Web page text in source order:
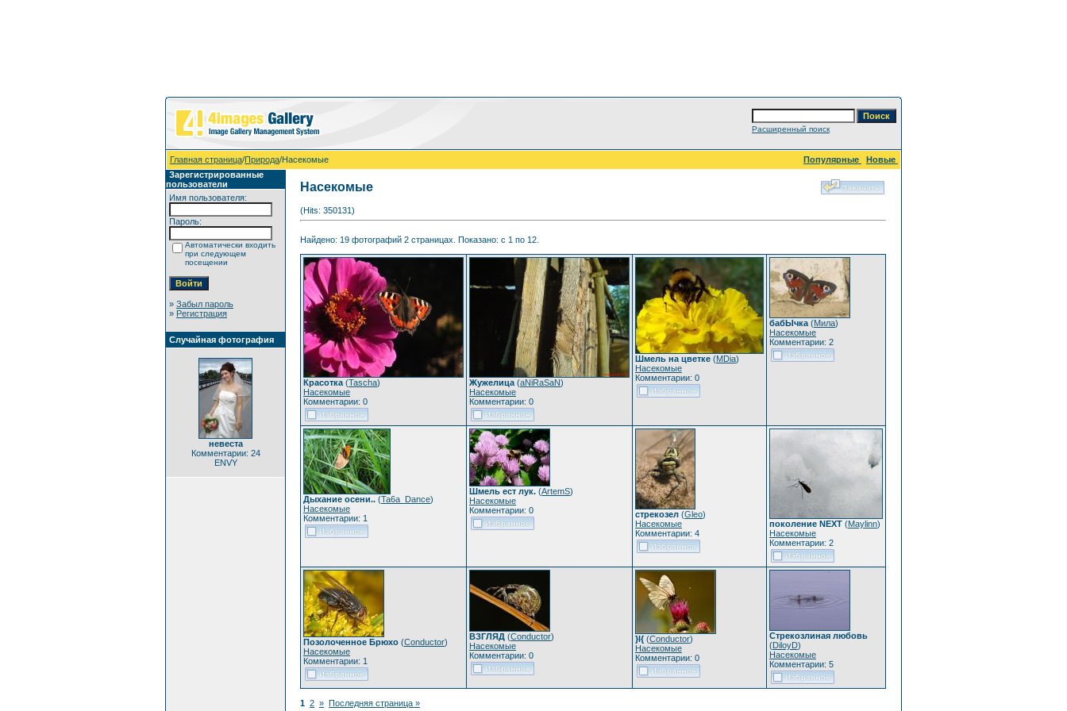
Расширенный поиск
Главная страница/Природа/Насекомые Популярные
Новые
Зарегистрированные
пользователи
Имя пользователя:
Пароль:
Автоматически входить
при следующем
посещении
» Забыл пароль
» Регистрация
Случайная фотография
невеста
Комментарии: 24
ENVY
Насекомые
(Hits: 350131)
Найдено: 19 фотографий 2 страницах. Показано: с 1 по 12.
Красотка (Tascha)
Насекомые
Комментарии: 0
Жужелица (aNiRaSaN)
Насекомые
Комментарии: 0
Шмель на цветке (MDia)
Насекомые
Комментарии: 0
бабЫчка (Мила)
Насекомые
Комментарии: 2
Дыхание осени.. (Ta6a_Dance)
Насекомые
Комментарии: 1
Шмель ест лук. (ArtemS)
Насекомые
Комментарии: 0
стрекозел (Gleo)
Насекомые
Комментарии: 4
поколение NEXT (Maylinn)
Насекомые
Комментарии: 2
Позолоченное Брюхо (Conductor)
Насекомые
Комментарии: 1
ВЗГЛЯД (Conductor)
Насекомые
Комментарии: 0
}I{ (Conductor)
Насекомые
Комментарии: 0
Стрекозлиная любовь
(DiloyD)
Насекомые
Комментарии: 5
1 2 » Последняя страница »